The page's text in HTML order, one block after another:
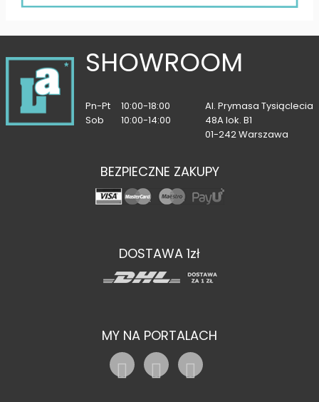
SHOWROOM
Pn-Pt
10:00-18:00
Sob
10:00-14:00
Al. Prymasa Tysiąclecia
48A lok. B1
01-242 Warszawa
BEZPIECZNE ZAKUPY
DOSTAWA 1zł
MY NA PORTALACH